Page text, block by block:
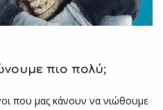
πιο πολύ;
που μας κάνουν να νιώθουμε